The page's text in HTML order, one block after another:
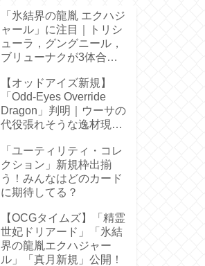
「氷結界の龍胤 エクハジ
ャール」に注目｜トリシ
ューラ，グングニール，
ブリューナクが3体合
【オッドアイズ新規】
「Odd-Eyes Override
Dragon」判明｜ウーサの
代役張れそうな逸材現
「ユーティリティ・コレ
クション」新規枠出揃
う！みんなはどのカード
に期待してる？
【OCGタイムズ】「精霊
世妃ドリアード」「氷結
界の龍胤エクハジャー
ル」「真月新規」公開！